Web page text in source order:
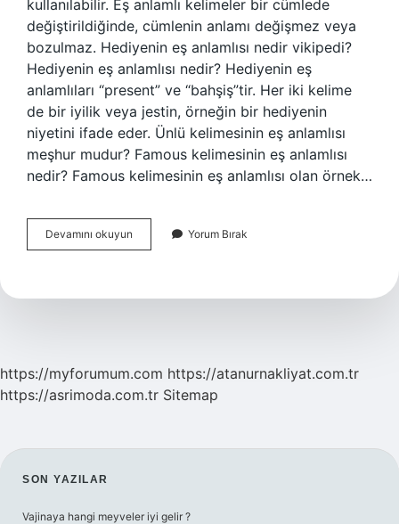
kullanılabilir. Eş anlamlı kelimeler bir cümlede
değiştirildiğinde, cümlenin anlamı değişmez veya
bozulmaz. Hediyenin eş anlamlısı nedir vikipedi?
Hediyenin eş anlamlısı nedir? Hediyenin eş
anlamlıları “present” ve “bahşiş”tir. Her iki kelime
de bir iyilik veya jestin, örneğin bir hediyenin
niyetini ifade eder. Ünlü kelimesinin eş anlamlısı
meşhur mudur? Famous kelimesinin eş anlamlısı
nedir? Famous kelimesinin eş anlamlısı olan örnek…
Devamını okuyun
Eş
Vikipedi
Yorum Bırak
https://myforumum.com https://atanurnakliyat.com.tr
https://asrimoda.com.tr Sitemap
SIDEBAR
SON YAZILAR
Vajinaya hangi meyveler iyi gelir ?